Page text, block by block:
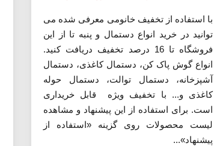
با استفاده از تخفیف خانومی معرفی شده می
توانید در خرید انواع دستمال و پنبه تا از این
فروشگاه تا 16 درصد تخفیف دریافت کنید.
انواع گوش پاک کن، دستمال کاغذی، دستمال
آشپزخانه، دستمال توالت، دستمال حوله
کاغذی و... با تخفیف ویژه قابل خریداری
است. برای استفاده از این پیشنهاد و مشاهده
لیست محصولات روی گزینه «استفاده از
پیشنهاد»...